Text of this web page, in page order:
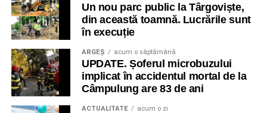
Un nou parc public la Târgoviște,
din această toamnă. Lucrările sunt
în execuție
ARGEȘ acum o săptămână
UPDATE. Șoferul microbuzului
implicat în accidentul mortal de la
Câmpulung are 83 de ani
ACTUALITATE acum o zi